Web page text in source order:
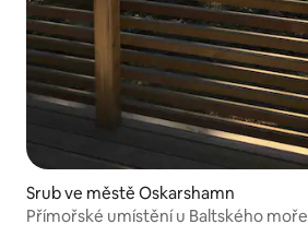
Srub ve městě Oskarshamn
Přímořské umístění u Baltského moře